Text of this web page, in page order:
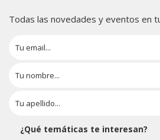
Todas las novedades y eventos en
¿Qué temáticas te interesan?